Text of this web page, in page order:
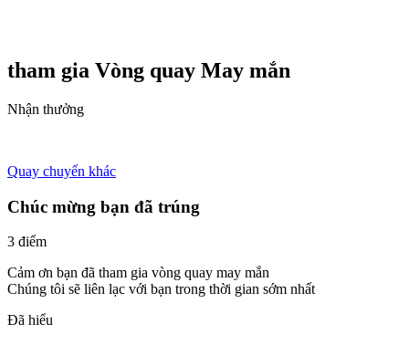
tham gia Vòng quay May mắn
Nhận thưởng
Quay chuyến khác
Chúc mừng bạn đã trúng
3 điểm
Cảm ơn bạn đã tham gia vòng quay may mắn
Chúng tôi sẽ liên lạc với bạn trong thời gian sớm nhất
Đã hiểu